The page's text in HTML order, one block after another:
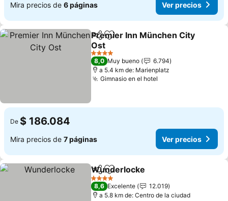
Mira precios de 6 páginas Ver precios
CompartirAgregar a favoritos
Premier Inn München City
Ost
4 Estrellas
8,0 Muy bueno
6.794
a 5.4 km de: Marienplatz
Gimnasio en el hotel
De $ 186.084
Mira precios de 7 páginas Ver precios
CompartirAgregar a favoritos
Wunderlocke
4 Estrellas
8,6 Excelente
12.019
a 5.8 km de: Centro de la ciudad